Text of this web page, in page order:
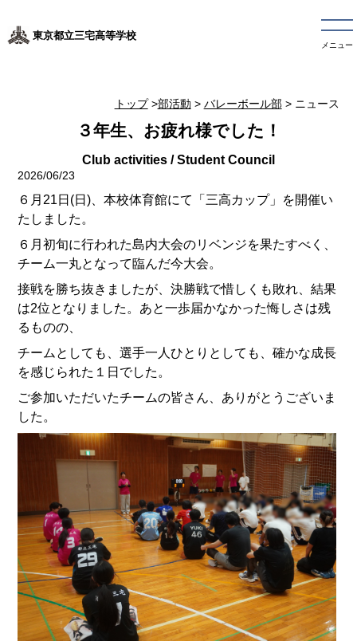
東京都立三宅高等学校
メニュー
トップ>部活動 > バレーボール部> ニュース
３年生、お疲れ様でした！
2026/06/23
６月21日(日)、本校体育館にて「三高カップ」を開催い
たしました。
６月初旬に行われた島内大会のリベンジを果たすべく、
チーム一丸となって臨んだ今大会。
接戦を勝ち抜きましたが、決勝戦で惜しくも敗れ、結果
は2位となりました。あと一歩届かなかった悔しさは残
るものの、
チームとしても、選手一人ひとりとしても、確かな成長
を感じられた１日でした。
ご参加いただいたチームの皆さん、ありがとうございま
した。